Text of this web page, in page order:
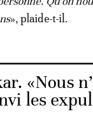
», plaide-t-il.
«Nous
les